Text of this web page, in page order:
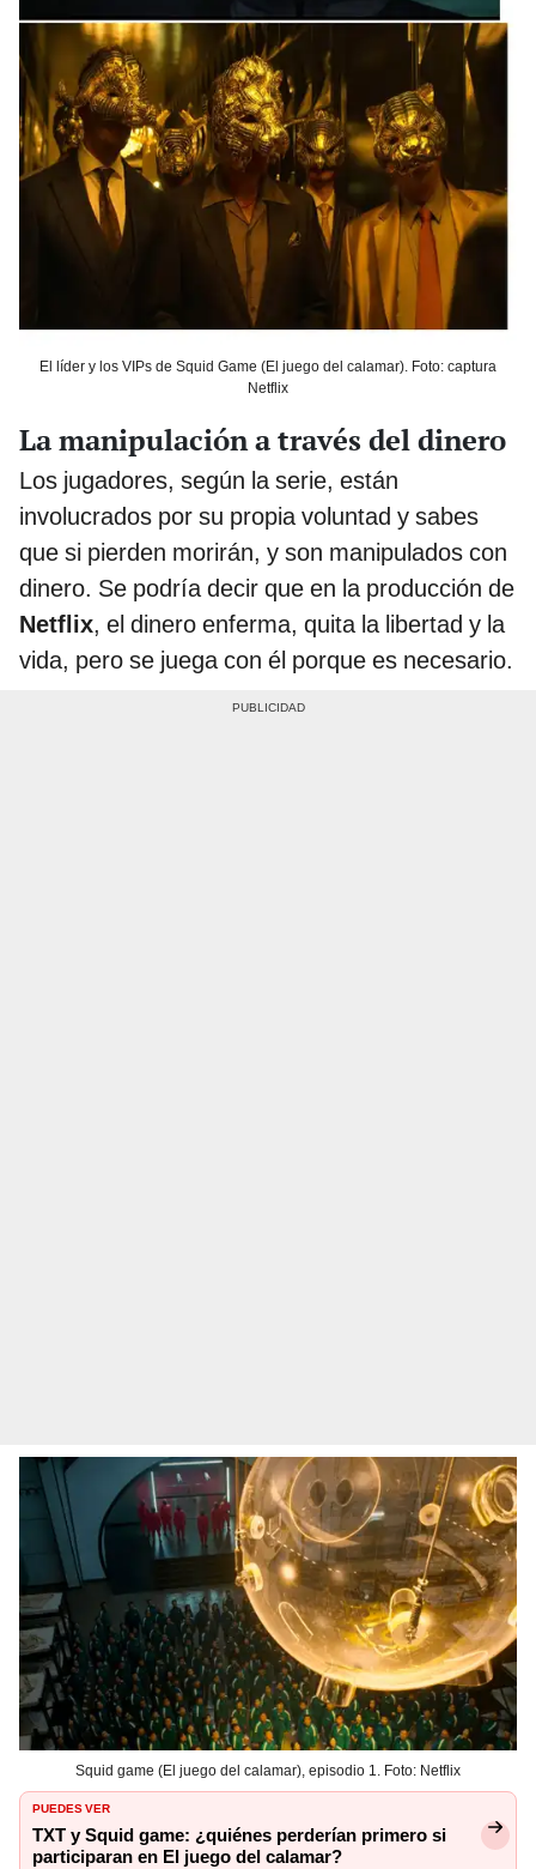
El líder y los VIPs de Squid Game (El juego del calamar). Foto: captura
Netflix
La manipulación a través del dinero
Los jugadores, según la serie, están
involucrados por su propia voluntad y sabes
que si pierden morirán, y son manipulados con
dinero. Se podría decir que en la producción de
Netflix, el dinero enferma, quita la libertad y la
vida, pero se juega con él porque es necesario.
Squid game (El juego del calamar), episodio 1. Foto: Netflix
PUEDES VER
TXT y Squid game: ¿quiénes perderían primero si
participaran en El juego del calamar?